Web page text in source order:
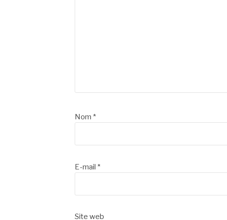
Nom *
E-mail *
Site web